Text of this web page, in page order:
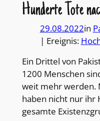
Hunderte Tote
29.08.2022in
| Ereignis:
Ein Drittel von
1200 Menschen
weit mehr werden.
haben nicht nur ihr
gesamte